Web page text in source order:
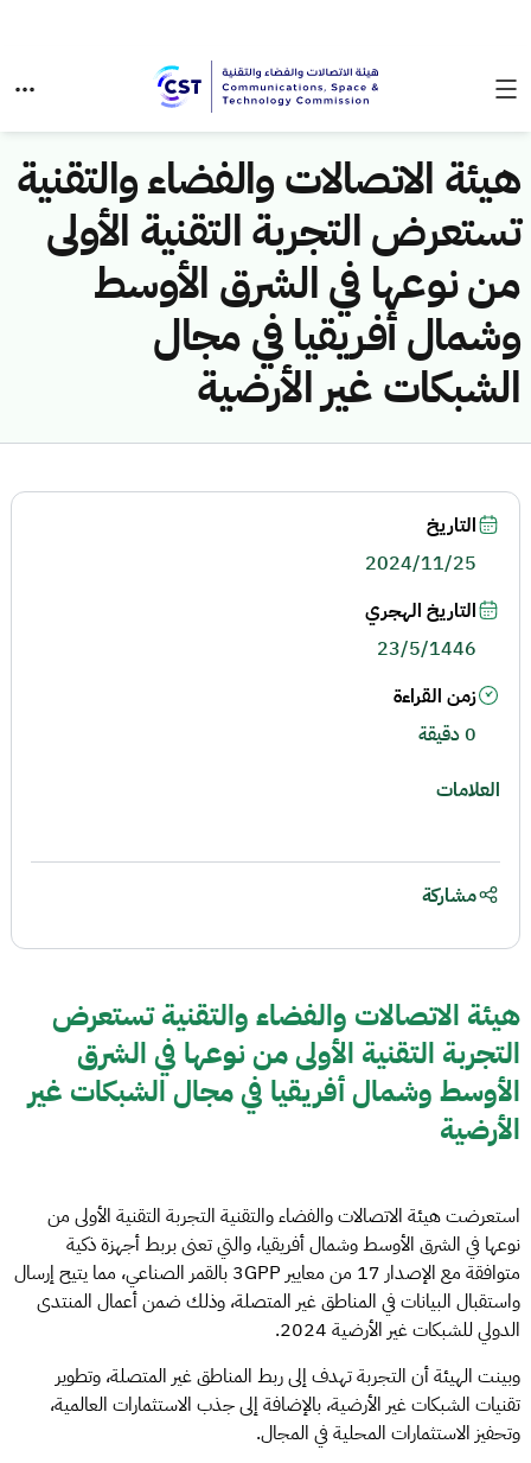
هيئة الاتصالات والفضاء والتقنية
تستعرض التجربة التقنية الأولى
من نوعها في الشرق الأوسط
وشمال أفريقيا في مجال
الشبكات غير الأرضية
هيئة الاتصالات والفضاء والتقنية تستعرض
التجربة التقنية الأولى من نوعها في الشرق
الأوسط وشمال أفريقيا في مجال الشبكات غير
الأرضية
استعرضت هيئة الاتصالات والفضاء والتقنية التجربة التقنية الأولى من
نوعها في الشرق الأوسط وشمال أفريقيا، والتي تعنى بربط أجهزة ذكية
متوافقة مع الإصدار 17 من معايير 3GPP بالقمر الصناعي، مما يتيح إرسال
واستقبال البيانات في المناطق غير المتصلة، وذلك ضمن أعمال المنتدى
الدولي للشبكات غير الأرضية 2024.
وبينت الهيئة أن التجربة تهدف إلى ربط المناطق غير المتصلة، وتطوير
تقنيات الشبكات غير الأرضية، بالإضافة إلى جذب الاستثمارات العالمية،
وتحفيز الاستثمارات المحلية في المجال.
التاريخ
2024/11/25
التاريخ الهجري
23/5/1446
زمن القراءة
0 دقيقة
العلامات
مشاركة